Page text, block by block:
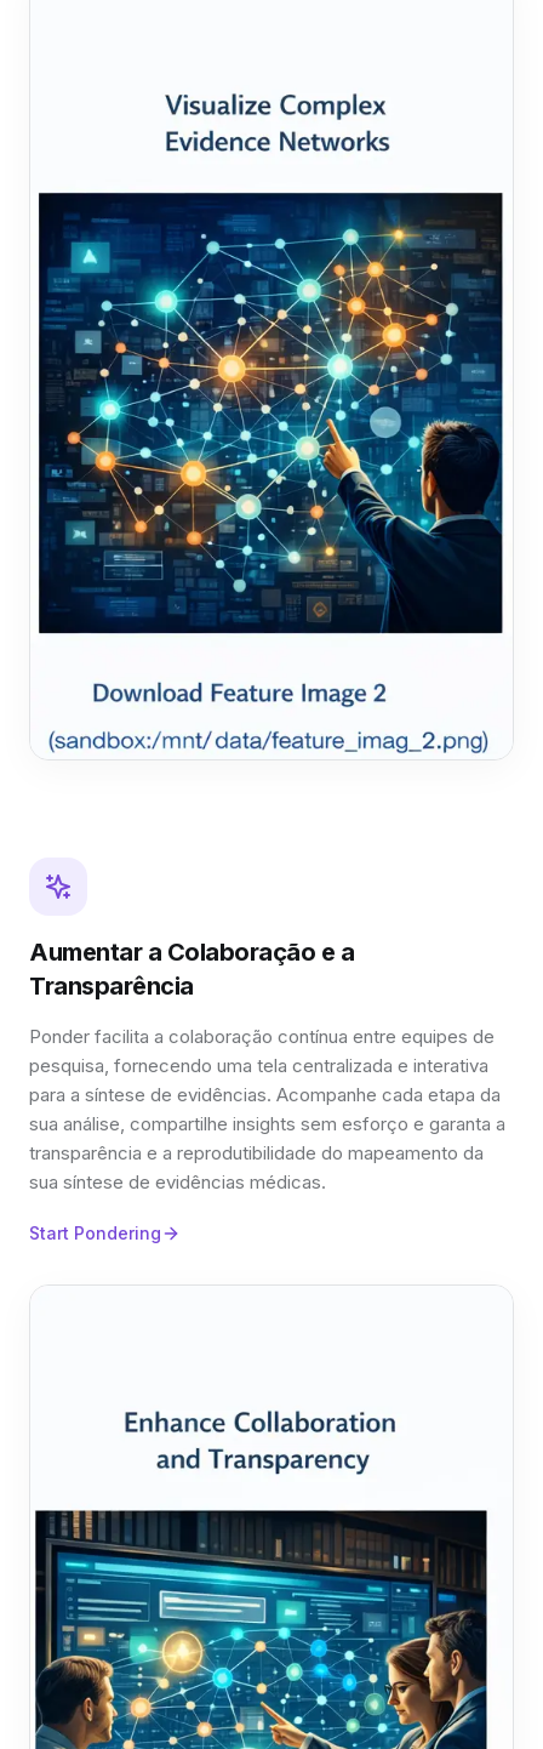
Aumentar a Colaboração e a
Transparência
Ponder facilita a colaboração contínua entre equipes de
pesquisa, fornecendo uma tela centralizada e interativa
para a síntese de evidências. Acompanhe cada etapa da
sua análise, compartilhe insights sem esforço e garanta a
transparência e a reprodutibilidade do mapeamento da
sua síntese de evidências médicas.
Start Pondering